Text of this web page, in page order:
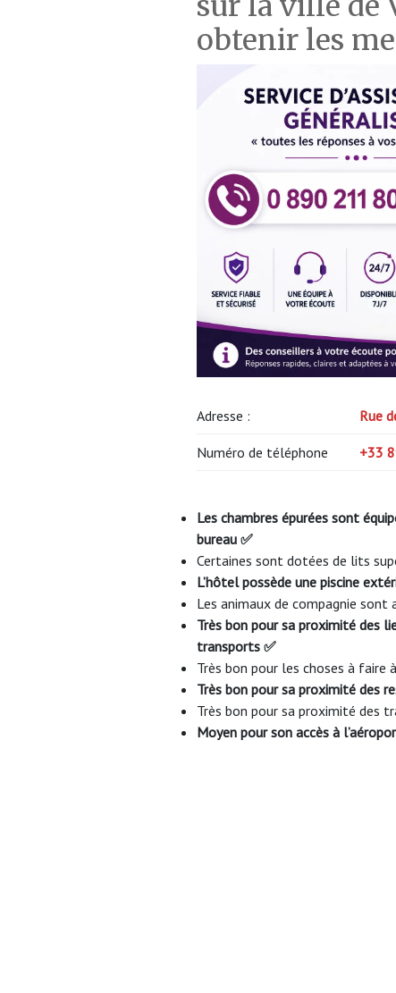
obtenir les
Adresse : Rue
Numéro de téléphone +33
Les chambres épurées sont
bureau ✅
Certaines sont dotées de lits
L’hôtel possède une piscine
Les animaux de compagnie
Très bon pour sa proximité des
transports ✅
Très bon pour les choses à faire
Très bon pour sa proximité des
Très bon pour sa proximité des
Moyen pour son accès à